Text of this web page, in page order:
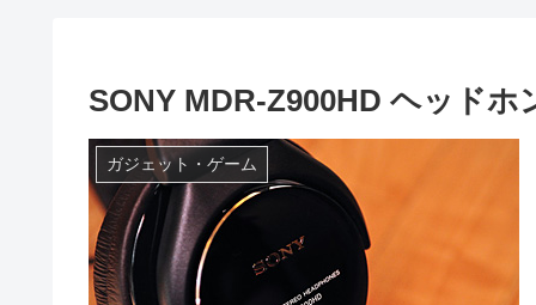
SONY MDR-Z900HD ヘッドホ
ガジェット・ゲーム